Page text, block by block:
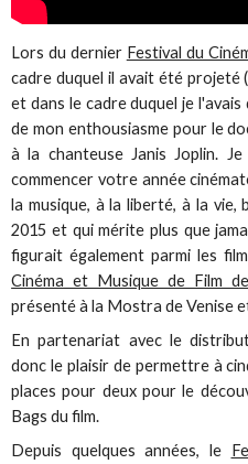
Lors du dernier Festival du
cadre duquel il avait été projeté
et dans le cadre duquel je
de mon enthousiasme pour le
à la chanteuse Janis Joplin.
commencer votre année
la musique, à la liberté, à la
2015 et qui mérite plus que
figurait également parmi les
Cinéma et Musique de Film
présenté à la Mostra de Venise
En partenariat avec le
donc le plaisir de permettre à
places pour deux pour le
Bags du film.
Depuis quelques années, le